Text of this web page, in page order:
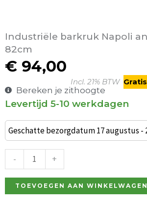
Industriële barkruk Napoli
82cm
€ 94,00
Incl. 21% BTW Gratis
Bereken je zithoogte
Levertijd 5-10 werkdagen
Geschatte bezorgdatum 17 augustus -
-
barkruk
Wilma
Lichtgrijs
75cm
aantal
+
TOEVOEGEN AAN WINKELWAGEN